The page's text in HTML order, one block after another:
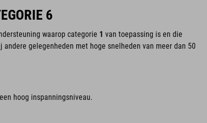
6
waarop categorie 1 van toepassing is en die
gelegenheden met hoge snelheden van meer dan 50
hoog inspanningsniveau.